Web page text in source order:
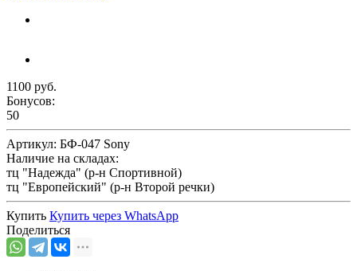
1100 руб.
Бонусов:
50
Артикул: БФ-047 Sony
Наличие на складах:
тц "Надежда" (р-н Спортивной)
тц "Европейский" (р-н Второй речки)
Купить Купить через WhatsApp
Поделиться